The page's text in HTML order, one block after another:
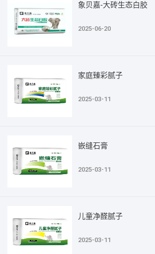
象贝嘉-大砖生态白胶
2025-06-20
家庭臻彩腻子
2025-03-11
嵌缝石膏
2025-03-11
儿童净醛腻子
2025-03-11